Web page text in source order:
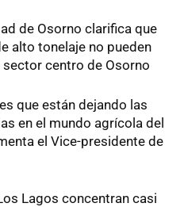
de Osorno clarifica que
alto tonelaje no pueden
centro de Osorno
que están dejando las
en el mundo agrícola del
el Vice-presidente de
Lagos concentran casi